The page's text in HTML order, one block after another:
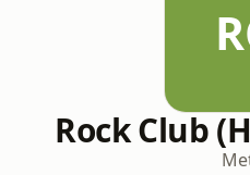
Rock Club